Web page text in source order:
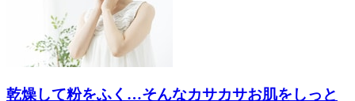
乾燥して粉をふく…そんなカサカサお肌をしっと